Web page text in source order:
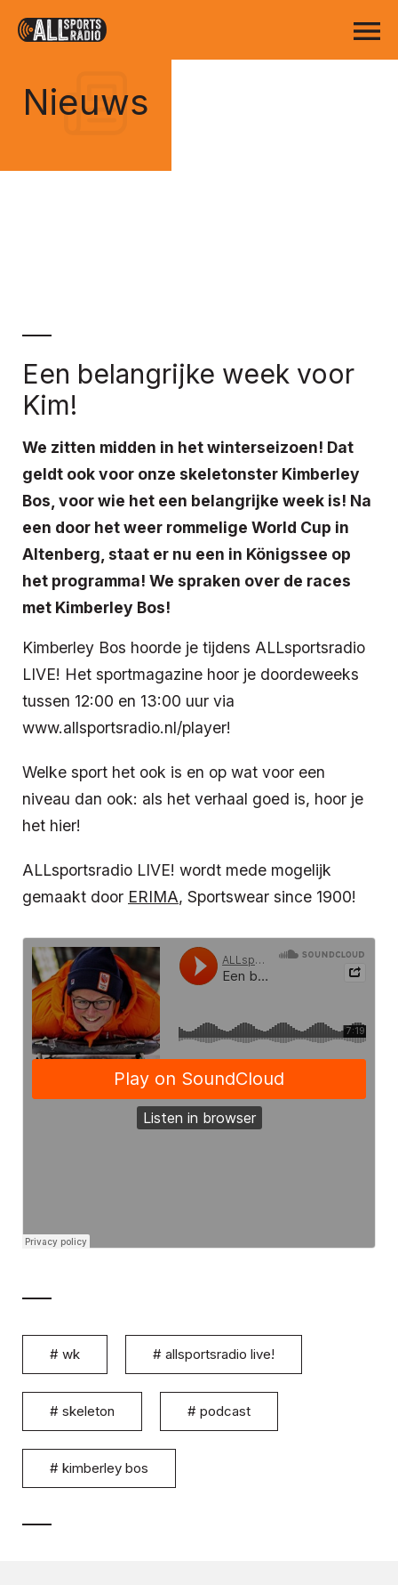
Nieuws
Een belangrijke week voor
Kim!
We zitten midden in het winterseizoen! Dat
geldt ook voor onze skeletonster Kimberley
Bos, voor wie het een belangrijke week is! Na
een door het weer rommelige World Cup in
Altenberg, staat er nu een in Königssee op
het programma! We spraken over de races
met Kimberley Bos!
Kimberley Bos hoorde je tijdens ALLsportsradio
LIVE! Het sportmagazine hoor je doordeweeks
tussen 12:00 en 13:00 uur via
www.allsportsradio.nl/player!
Welke sport het ook is en op wat voor een
niveau dan ook: als het verhaal goed is, hoor je
het hier!
ALLsportsradio LIVE! wordt mede mogelijk
gemaakt door ERIMA, Sportswear since 1900!
# wk # allsportsradio live!
# skeleton # podcast
# kimberley bos